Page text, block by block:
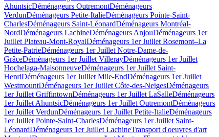
AhuntsicDéménageurs OutremontDéménageurs
VerdunDéménageurs Petite-ItalieDéménageurs Pointe-Saint-
CharlesDéménageurs Saint-LéonardDéménageurs Montréal-
NordDéménageurs LachineDéménageurs AnjouDéménageurs 1er
Juillet Plateau-Mont-RoyalDéménageurs 1er Juillet Rosemont–La
Petite-PatrieDéménageurs 1er Juillet Notre-Dame-de-
GrâceDéménageurs 1er Juillet VillerayDéménageurs 1er Juillet
Hochelaga-MaisonneuveDéménageurs 1er Juillet Saint-
HenriDéménageurs 1er Juillet Mile-EndDéménageurs 1er Juillet
WestmountDéménageurs 1er Juillet Côte-des-NeigesDéménageurs
1er Juillet GriffintownDéménageurs 1er Juillet LaSalleDéménageurs
1er Juillet AhuntsicDéménageurs 1er Juillet OutremontDéménageurs
1er Juillet VerdunDéménageurs 1er Juillet Petite-ItalieDéménageurs
1er Juillet Pointe-Saint-CharlesDéménageurs 1er Juillet Saint-
LéonardDéménageurs 1er Juillet LachineTransport d'oeuvres d'art